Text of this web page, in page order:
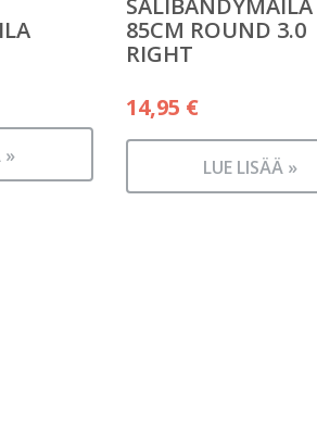
»
SALIBANDYMAILA
85CM ROUND 3.0
RIGHT
14,95 €
LUE LISÄÄ »